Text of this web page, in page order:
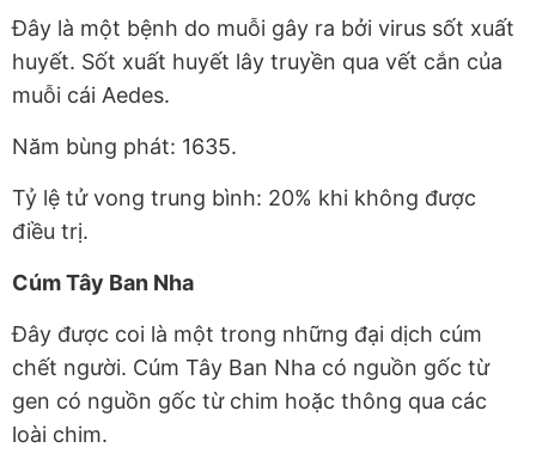
Đây là một bệnh do muỗi gây ra bởi virus sốt xuất
huyết. Sốt xuất huyết lây truyền qua vết cắn của
muỗi cái Aedes.
Năm bùng phát: 1635.
Tỷ lệ tử vong trung bình: 20% khi không được
điều trị.
Cúm Tây Ban Nha
Đây được coi là một trong những đại dịch cúm
chết người. Cúm Tây Ban Nha có nguồn gốc từ
gen có nguồn gốc từ chim hoặc thông qua các
loài chim.